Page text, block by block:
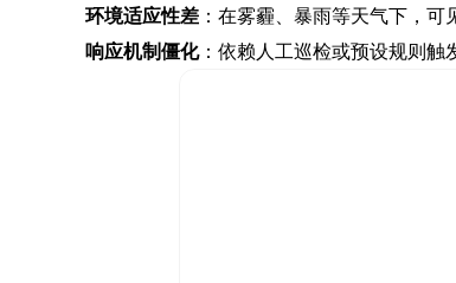
环境适应性差 ：在雾霾、暴雨等天气下，可
响应机制僵化：依赖人工巡检或预设规则触